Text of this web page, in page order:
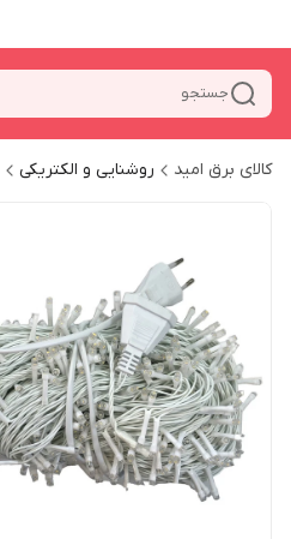
جستجو
کالای برق امید روشنایی و الکتریکی